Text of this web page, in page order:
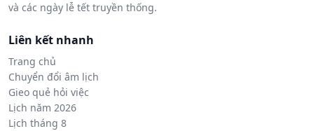
và các ngày lễ tết truyền thống.
Liên kết nhanh
Trang chủ
Chuyển đổi âm lịch
Gieo quẻ hỏi việc
Lịch năm 2026
Lịch tháng 8